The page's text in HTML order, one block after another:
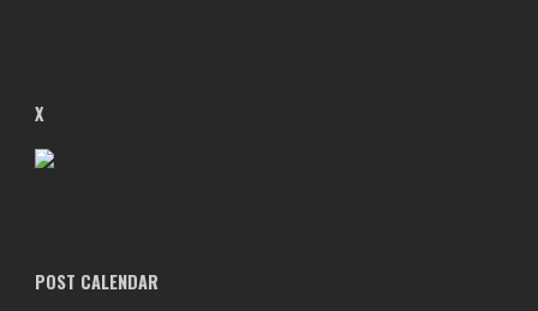
X
POST CALENDAR